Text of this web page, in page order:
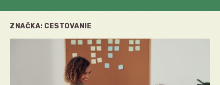
ZNAČKA: CESTOVANIE